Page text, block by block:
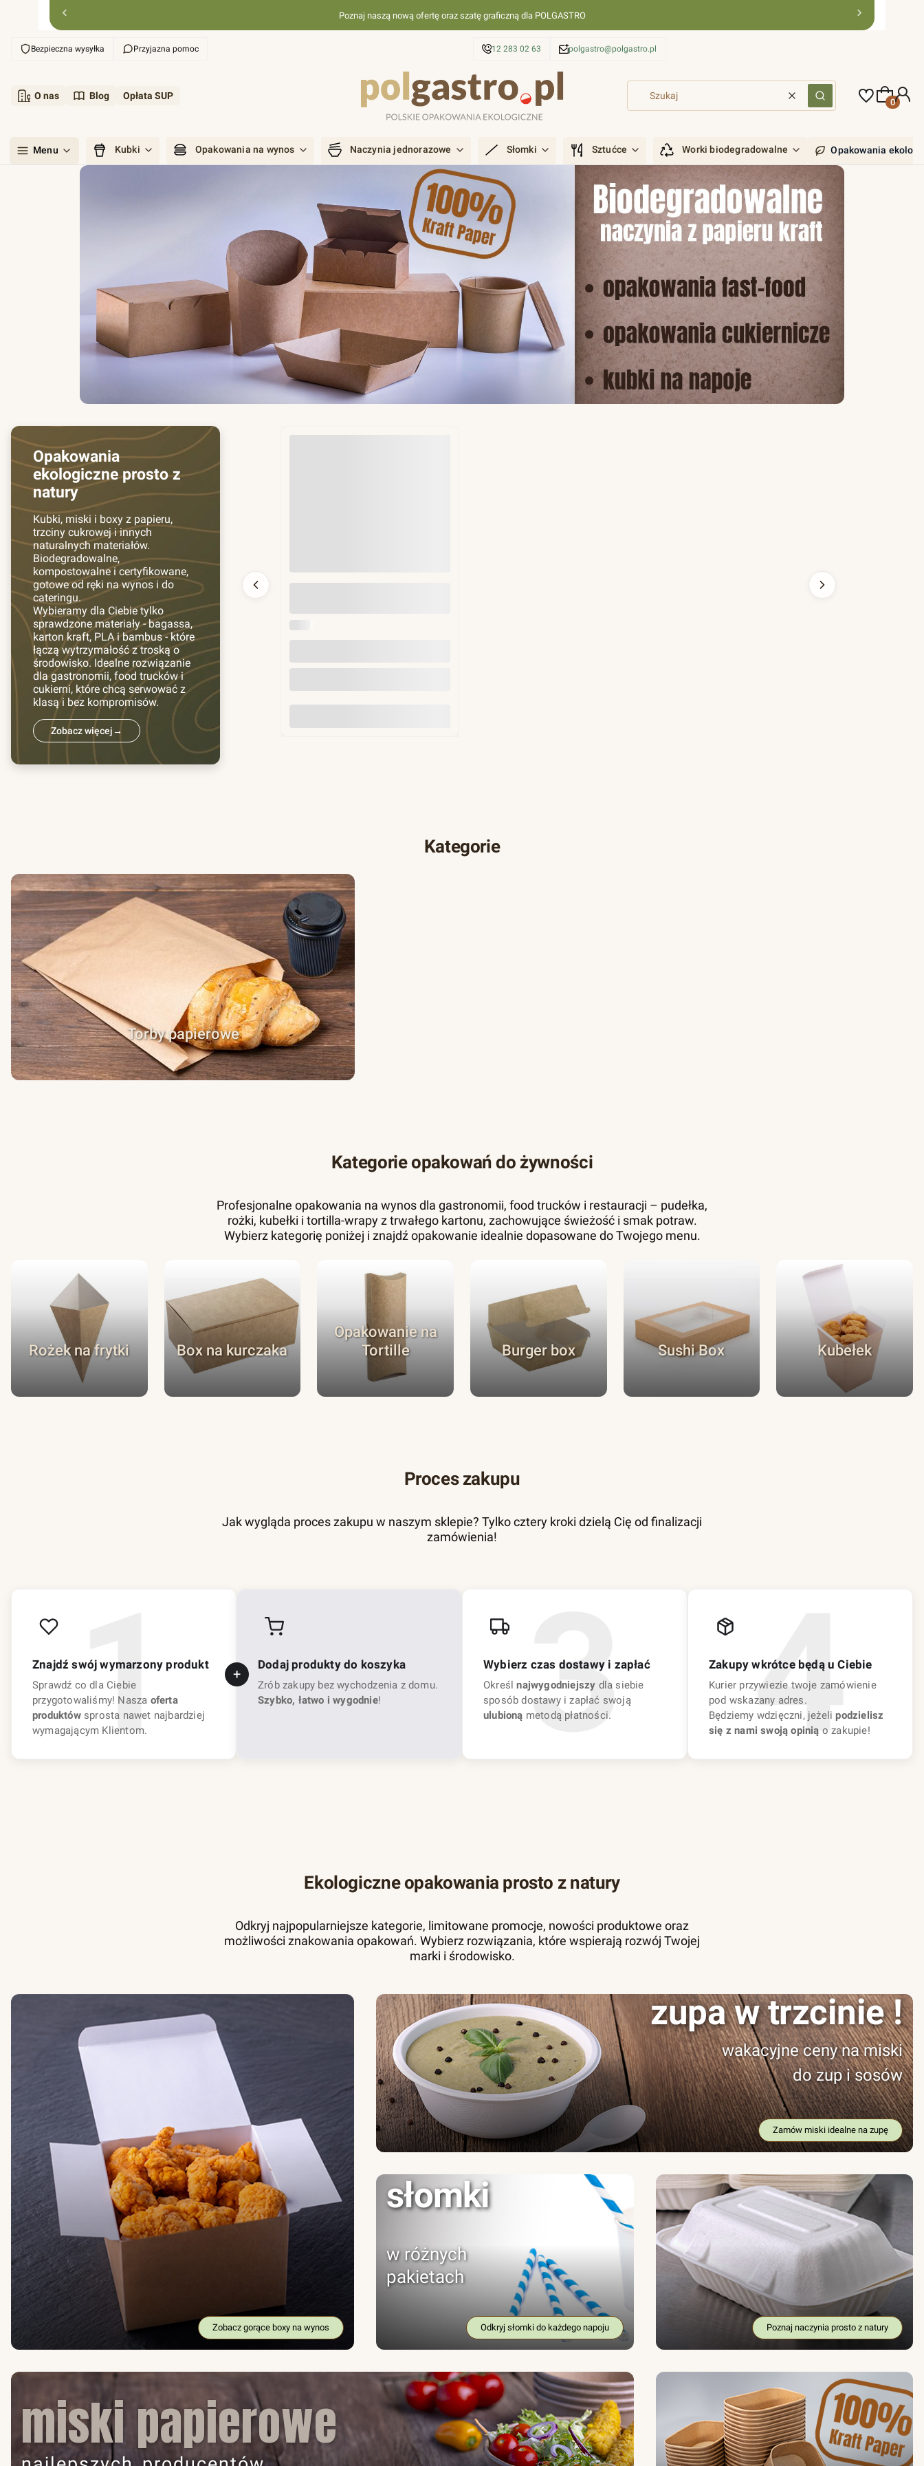
Poznaj naszą nową ofertę oraz szatę graficzną dla POLGASTRO
Bezpieczna wysyłka Przyjazna pomoc 12 283 02 63 polgastro@polgastro.pl
O nas Blog Opłata SUP
WyczyśćSzukaj
Produkty
Menu Kubki Opakowania na wynos Naczynia jednorazowe Słomki Sztućce Worki biodegradowalne Opakowania
Opakowania
ekologiczne prosto z
natury
Kubki, miski i boxy z papieru,
trzciny cukrowej i innych
naturalnych materiałów.
Biodegradowalne,
kompostowalne i certyfikowane,
gotowe od ręki na wynos i do
cateringu.
Wybieramy dla Ciebie tylko
sprawdzone materiały - bagassa,
karton kraft, PLA i bambus - które
łączą wytrzymałość z troską o
środowisko. Idealne rozwiązanie
dla gastronomii, food trucków i
cukierni, które chcą serwować z
klasą i bez kompromisów.
Zobacz więcej→
Kategorie
Torby papierowe
Kategorie opakowań do żywności
Profesjonalne opakowania na wynos dla gastronomii, food trucków i restauracji – pudełka,
rożki, kubełki i tortilla-wrapy z trwałego kartonu, zachowujące świeżość i smak potraw.
Wybierz kategorię poniżej i znajdź opakowanie idealnie dopasowane do Twojego menu.
Rożek na frytki Box na kurczaka
Opakowanie na
Tortille
Burger box Sushi Box Kubełek
Proces zakupu
Jak wygląda proces zakupu w naszym sklepie? Tylko cztery kroki dzielą Cię od finalizacji
zamówienia!
Znajdź swój wymarzony produkt
Sprawdź co dla Ciebie
przygotowaliśmy! Nasza oferta
produktówsprosta nawet najbardziej
wymagającym Klientom.
Dodaj produkty do koszyka
Zrób zakupy bez wychodzenia z domu.
Szybko, łatwo i wygodnie!
Wybierz czas dostawy i zapłać
Określnajwygodniejszy dla siebie
sposób dostawy i zapłać swoją
ulubioną metodą płatności.
Zakupy wkrótce będą u Ciebie
Kurier przywiezie twoje zamówienie
pod wskazany adres.
Będziemy wdzięczni, jeżelipodzielisz
się z nami swoją opinią o zakupie!
Ekologiczne opakowania prosto z natury
Odkryj najpopularniejsze kategorie, limitowane promocje, nowości produktowe oraz
możliwości znakowania opakowań. Wybierz rozwiązania, które wspierają rozwój Twojej
marki i środowisko.
Zobacz gorące boxy na wynos
zupa w trzcinie !
wakacyjne ceny na miski
do zup i sosów
Zamów miski idealne na zupę
słomki
w różnych
pakietach
Odkryj słomki do każdego napoju Poznaj naczynia prosto z natury
miski papierowe